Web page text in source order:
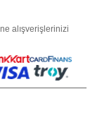
alışverişlerinizi